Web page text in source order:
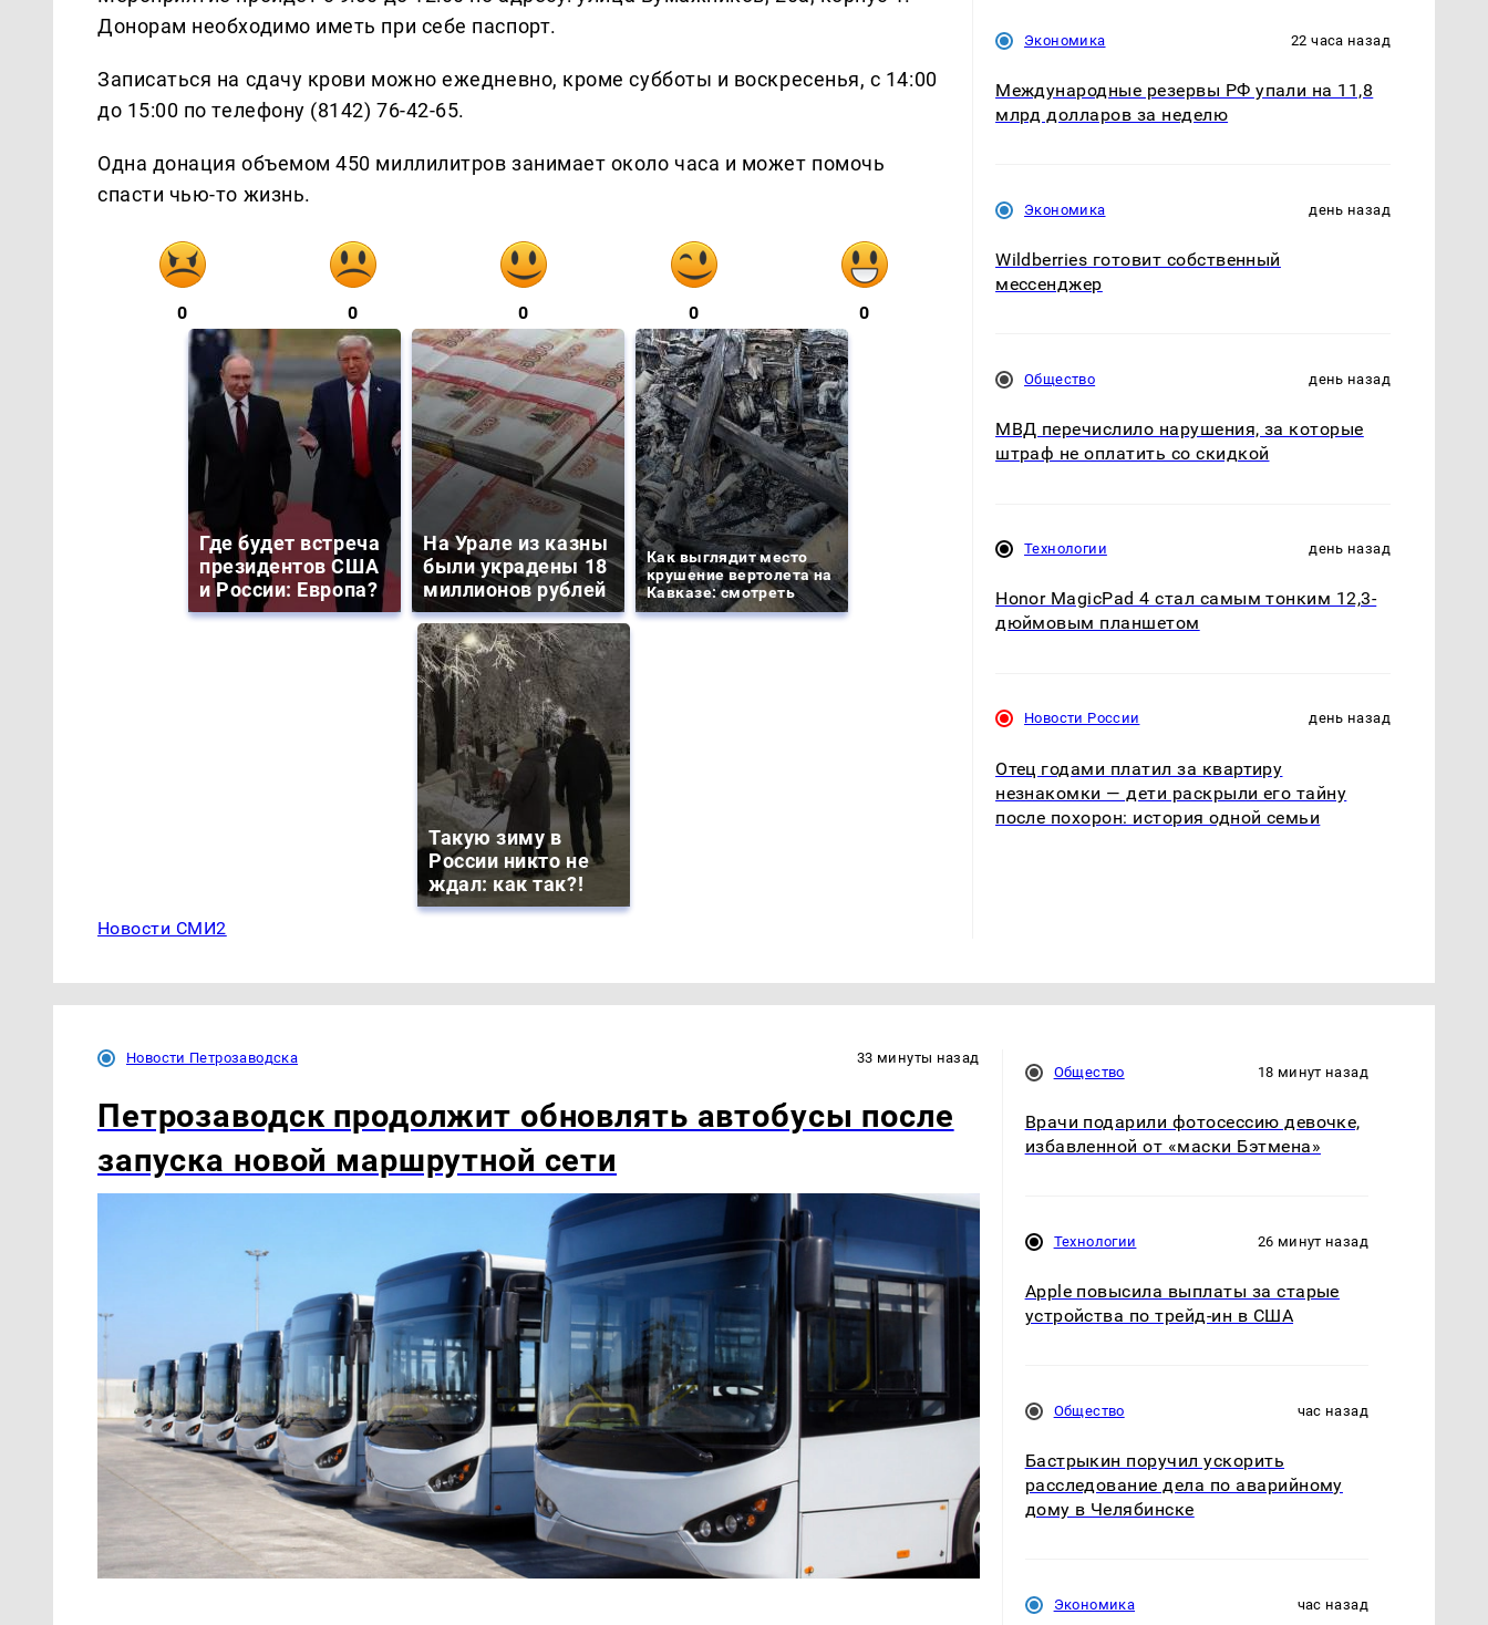
Донорам необходимо иметь при себе паспорт.
Записаться на сдачу крови можно ежедневно, кроме субботы и воскресенья, с 14:00
до 15:00 по телефону (8142) 76-42-65.
Одна донация объемом 450 миллилитров занимает около часа и может помочь
спасти чью-то жизнь.
0 0 0 0 0
Где будет встреча
президентов США
и России: Европа?
На Урале из казны
были украдены 18
миллионов рублей
Как выглядит место
крушение вертолета на
Кавказе: смотреть
Такую зиму в
России никто не
ждал: как так?!
Новости СМИ2
Экономика 22 часа назад
Международные резервы РФ упали на 11,8
млрд долларов за неделю
Экономика день назад
Wildberries готовит собственный
мессенджер
Общество день назад
МВД перечислило нарушения, за которые
штраф не оплатить со скидкой
Технологии день назад
Honor MagicPad 4 стал самым тонким 12,3-
дюймовым планшетом
Новости России день назад
Отец годами платил за квартиру
незнакомки — дети раскрыли его тайну
после похорон: история одной семьи
Новости Петрозаводска 33 минуты назад
Петрозаводск продолжит обновлять автобусы после
запуска новой маршрутной сети
Общество 18 минут назад
Врачи подарили фотосессию девочке,
избавленной от «маски Бэтмена»
Технологии 26 минут назад
Apple повысила выплаты за старые
устройства по трейд-ин в США
Общество час назад
Бастрыкин поручил ускорить
расследование дела по аварийному
дому в Челябинске
Экономика час назад